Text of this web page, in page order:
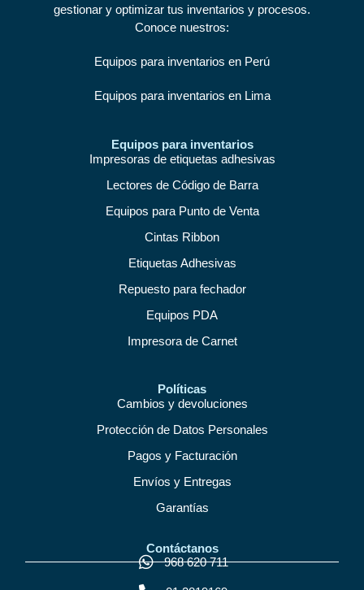
gestionar y optimizar tus inventarios y procesos.
Conoce nuestros:
Equipos para inventarios en Perú
Equipos para inventarios en Lima
Equipos para inventarios
Impresoras de etiquetas adhesivas
Lectores de Código de Barra
Equipos para Punto de Venta
Cintas Ribbon
Etiquetas Adhesivas
Repuesto para fechador
Equipos PDA
Impresora de Carnet
Políticas
Cambios y devoluciones
Protección de Datos Personales
Pagos y Facturación
Envíos y Entregas
Garantías
Contáctanos
968 620 711